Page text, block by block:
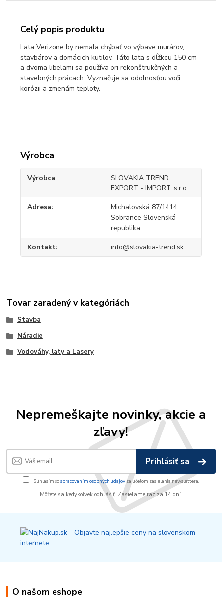
Celý popis produktu
Lata Verizone by nemala chýbať vo výbave murárov,
stavbárov a domácich kutilov. Táto lata s dĺžkou 150 cm
a dvoma libelami sa používa pri rekonštrukčných a
stavebných prácach. Vyznačuje sa odolnosťou voči
korózii a zmenám teploty.
Výrobca
Výrobca
SLOVAKIA TREND
EXPORT - IMPORT, s.r.o.
Adresa
Michalovská 87/1414
Sobrance Slovenská
republika
Kontakt info@slovakia-trend.sk
Tovar zaradený v kategóriách
Stavba
Náradie
Vodováhy, laty a Lasery
Nepremeškajte novinky, akcie a
zľavy!
Prihlásiť sa
Súhlasím sospracovaním osobných údajovza účelom zasielania newslettera.
Môžete sa kedykoľvek odhlásiť. Zasielame raz za 14 dní.
O našom eshope